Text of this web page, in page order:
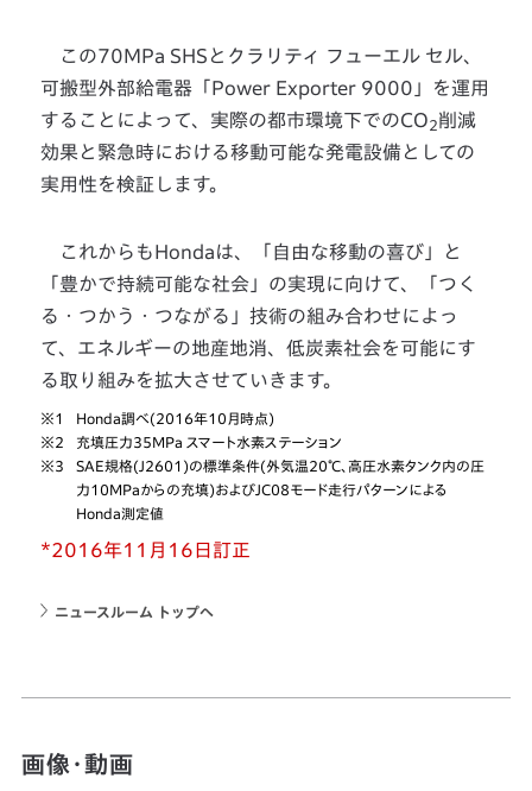
この70MPa SHSとクラリティ フューエル セル、
可搬型外部給電器「Power Exporter 9000」を運用
することによって、実際の都市環境下でのCO2削減
効果と緊急時における移動可能な発電設備としての
実用性を検証します。
これからもHondaは、「自由な移動の喜び」と
「豊かで持続可能な社会」の実現に向けて、「つく
る・つかう・つながる」技術の組み合わせによっ
て、エネルギーの地産地消、低炭素社会を可能にす
る取り組みを拡大させていきます。
※1
Honda調べ(2016年10月時点)
※2
充填圧力35MPa スマート水素ステーション
※3
SAE規格(J2601)の標準条件(外気温20℃、高圧水素タンク内の圧
力10MPaからの充填)およびJC08モード走行パターンによる
Honda測定値
*2016年11月16日訂正
ニュースルーム トップへ
画像・動画